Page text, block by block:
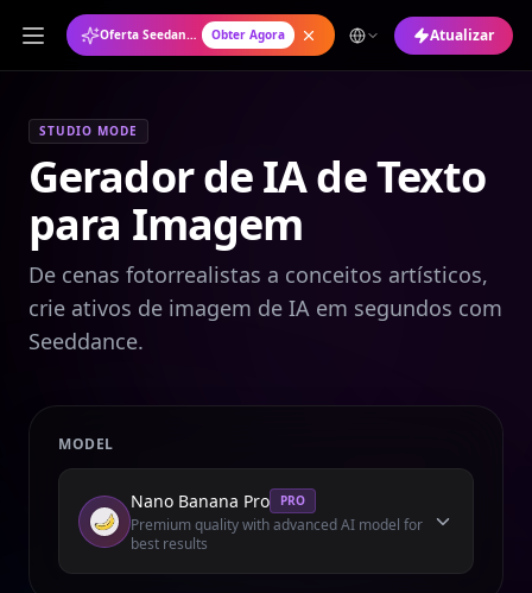
Oferta Seedance 2.0: Plano Anual com 50% de Desconto Obter Agora Atualizar
STUDIO MODE
Gerador de IA de Texto
para Imagem
De cenas fotorrealistas a conceitos artísticos,
crie ativos de imagem de IA em segundos com
Seeddance.
MODEL
Nano Banana Pro PRO
Premium quality with advanced AI model for
best results